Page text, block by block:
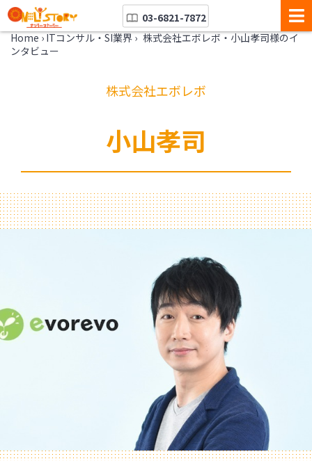
03-6821-7872
Home › ITコンサル・SI業界 › 株式会社エボレボ・小山孝司様のイ
ンタビュー
株式会社エボレボ
小山孝司